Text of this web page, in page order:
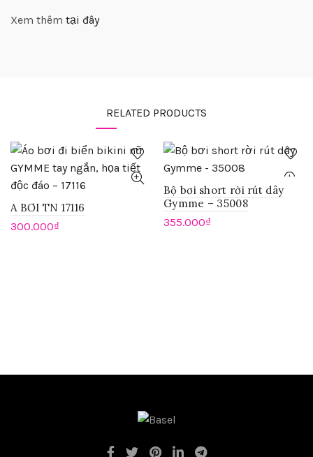
Xem thêm tại đây
RELATED PRODUCTS
A BƠI TN 17116
300.000₫
Bộ bơi short rời rút dây
Gymme – 35008
355.000₫